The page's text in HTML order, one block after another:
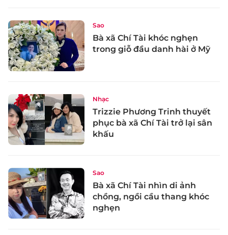
Sao
Bà xã Chí Tài khóc nghẹn
trong giỗ đầu danh hài ở Mỹ
Nhạc
Trizzie Phương Trinh thuyết
phục bà xã Chí Tài trở lại sân
khấu
Sao
Bà xã Chí Tài nhìn di ảnh
chồng, ngồi cầu thang khóc
nghẹn